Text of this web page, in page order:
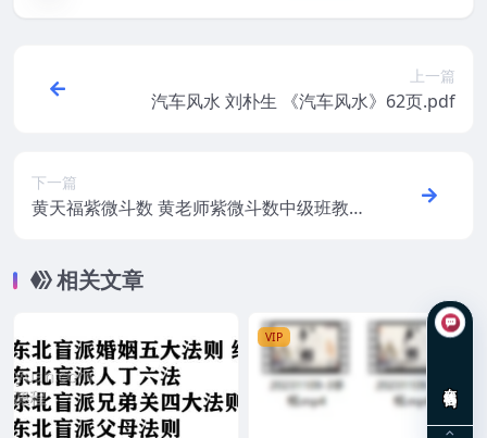
上一篇
汽车风水 刘朴生 《汽车风水》62页.pdf
下一篇
黄天福紫微斗数 黄老师紫微斗数中级班教学
相关文章
VIP